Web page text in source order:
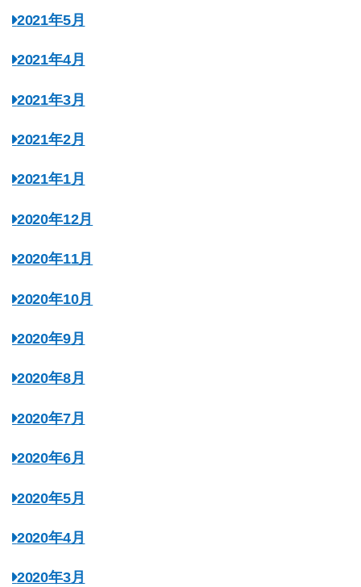
2021年5月
2021年4月
2021年3月
2021年2月
2021年1月
2020年12月
2020年11月
2020年10月
2020年9月
2020年8月
2020年7月
2020年6月
2020年5月
2020年4月
2020年3月